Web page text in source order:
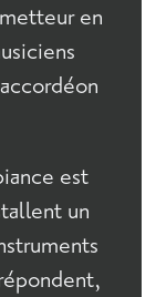
en
est
un